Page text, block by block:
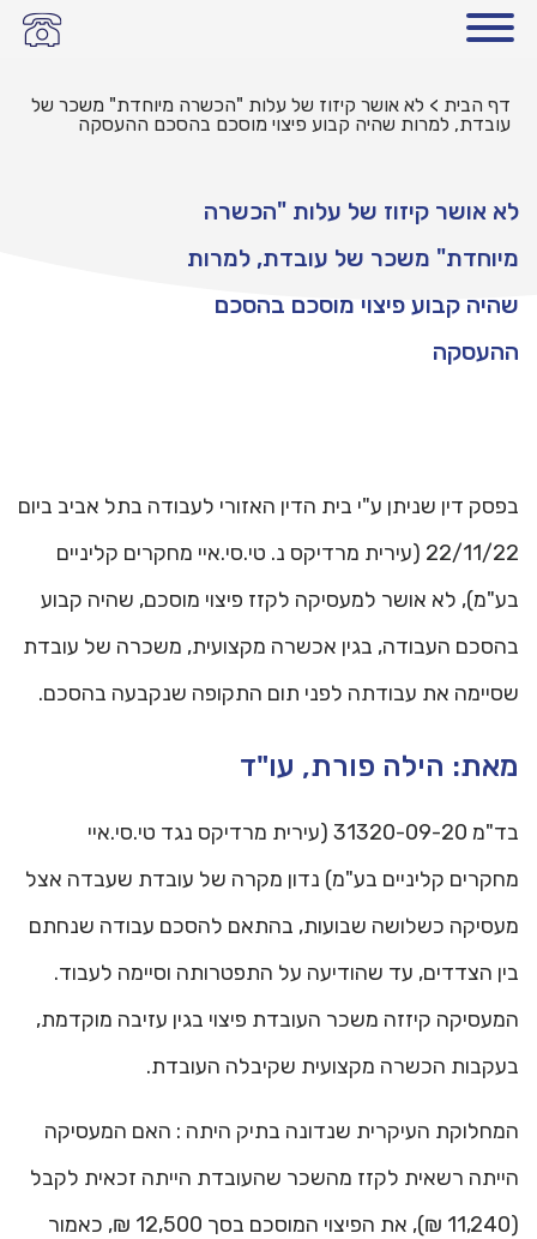
דף הבית > לא אושר קיזוז של עלות "הכשרה מיוחדת" משכר של
עובדת, למרות שהיה קבוע פיצוי מוסכם בהסכם ההעסקה
לא אושר קיזוז של עלות "הכשרה
מיוחדת" משכר של עובדת, למרות
שהיה קבוע פיצוי מוסכם בהסכם
ההעסקה
בפסק דין שניתן ע"י בית הדין האזורי לעבודה בתל אביב ביום
22/11/22 (עירית מרדיקס נ. טי.סי.איי מחקרים קליניים
בע"מ), לא אושר למעסיקה לקזז פיצוי מוסכם, שהיה קבוע
בהסכם העבודה, בגין אכשרה מקצועית, משכרה של עובדת
שסיימה את עבודתה לפני תום התקופה שנקבעה בהסכם.
מאת: הילה פורת, עו"ד
בד"מ 31320-09-20 (עירית מרדיקס נגד טי.סי.איי
מחקרים קליניים בע"מ) נדון מקרה של עובדת שעבדה אצל
מעסיקה כשלושה שבועות, בהתאם להסכם עבודה שנחתם
בין הצדדים, עד שהודיעה על התפטרותה וסיימה לעבוד.
המעסיקה קיזזה משכר העובדת פיצוי בגין עזיבה מוקדמת,
בעקבות הכשרה מקצועית שקיבלה העובדת.
המחלוקת העיקרית שנדונה בתיק היתה : האם המעסיקה
הייתה רשאית לקזז מהשכר שהעובדת הייתה זכאית לקבל
(11,240 ₪), את הפיצוי המוסכם בסך 12,500 ₪, כאמור